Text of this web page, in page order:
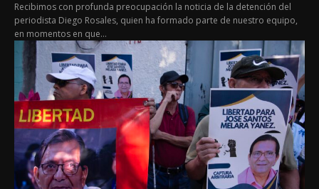
Recibimos con profunda preocupación la noticia de la detención del
periodista Diego Rosales, quien ha formado parte de nuestro equipo,
en momentos en que...